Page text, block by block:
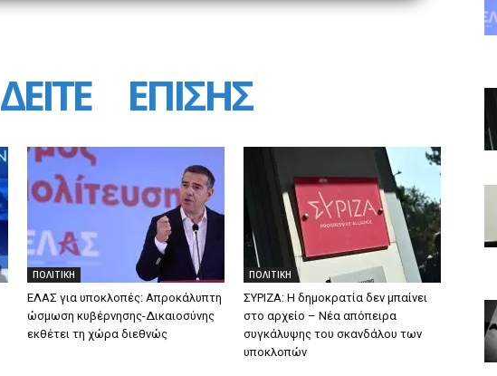
ΔΕΙΤΕ ΕΠΙΣΗΣ
ΠΟΛΙΤΙΚΗ
ΕΛΑΣ για υποκλοπές: Απροκάλυπτη
ώσμωση κυβέρνησης-Δικαιοσύνης
εκθέτει τη χώρα διεθνώς
ΠΟΛΙΤΙΚΗ
ΣΥΡΙΖΑ: Η δημοκρατία δεν μπαίνει
στο αρχείο – Νέα απόπειρα
συγκάλυψης του σκανδάλου των
υποκλοπών